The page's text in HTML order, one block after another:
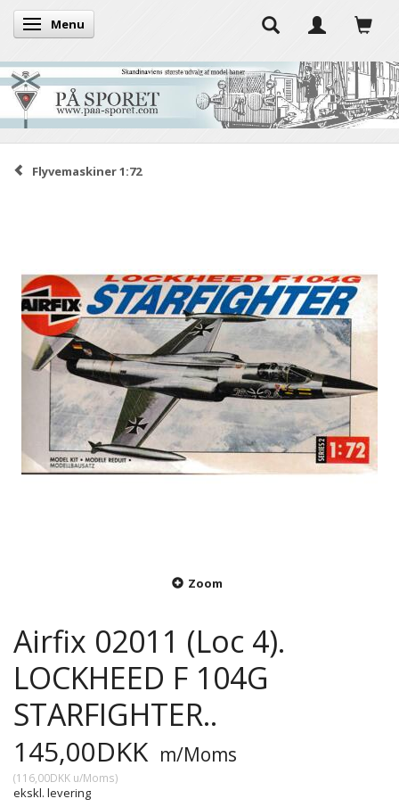
Skifte navigation
Menu
Flyvemaskiner 1:72
Zoom
Airfix 02011 (Loc 4).
LOCKHEED F 104G
STARFIGHTER..
145,00DKK m/Moms
(116,00DKK u/Moms)
ekskl. levering